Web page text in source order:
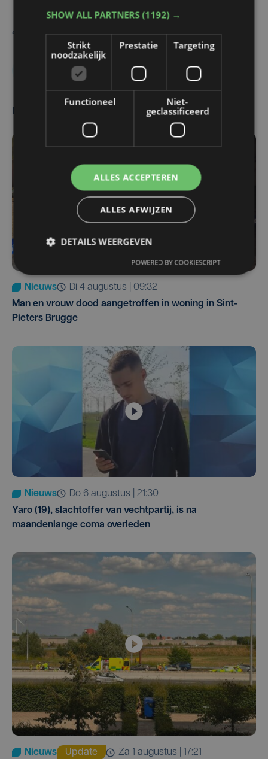
Mensensmokkel Transmigranten
Meest gelezen
Nieuws
di 4 augustus | 09:32
Man en vrouw dood aangetroffen in woning in Sint-
Pieters Brugge
Nieuws
do 6 augustus | 21:30
Yaro (19), slachtoffer van vechtpartij, is na
maandenlange coma overleden
Nieuws Update za 1 augustus | 17:21
SHOW ALL PARTNERS(1192) →
Strikt
noodzakelijk
Prestatie Targeting
Functioneel
Niet-
geclassificeerd
ALLES ACCEPTEREN
ALLES AFWIJZEN
DETAILS WEERGEVEN
POWERED BY COOKIESCRIPT